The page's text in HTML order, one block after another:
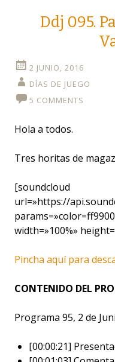
Ddj 095.
2 JUNIO, 2016
DÍAS DE JUEGO
5 COMMENTS
Hola a todos.
Tres horitas de
[soundcloud
url=»https://
width=»100%»
Pincha aquí para
CONTENIDO DEL
Programa 95, 2 de
[00:00:21]